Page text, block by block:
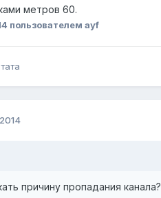
метров 60.
пользователем ayf
причину пропадания канала?